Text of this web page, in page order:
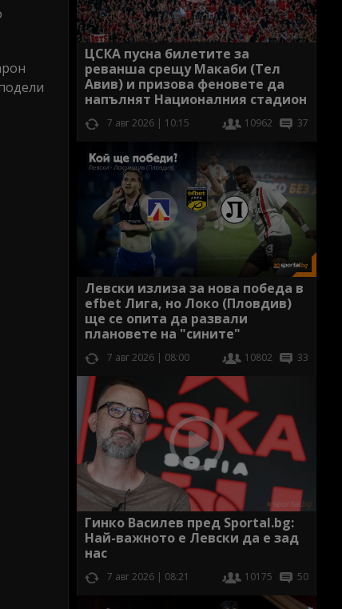
ЦСКА пусна билетите за
реванша срещу Макаби (Тел
Авив) и призова феновете да
напълнят Националния стадион
7 авг 2026 | 10:15 10962 37
Левски излиза за нова победа в
efbet Лига, но Локо (Пловдив)
ще се опита да развали
плановете на "сините"
7 авг 2026 | 08:00 10802 33
Гинко Василев пред Sportal.bg:
Най-важното е Левски да е зад
нас
7 авг 2026 | 08:21 10175 50